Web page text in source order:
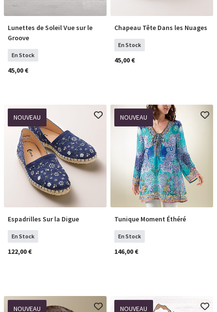
COMMANDER
Lunettes de Soleil Vue sur le
Groove
En Stock
45,00 €
COMMANDER
Chapeau Tête Dans les Nuages
En Stock
45,00 €
NOUVEAU
Sélectionner Tailles
Espadrilles Sur la Digue
En Stock
122,00 €
NOUVEAU
Sélectionner Tailles
Tunique Moment Éthéré
En Stock
146,00 €
NOUVEAU NOUVEAU